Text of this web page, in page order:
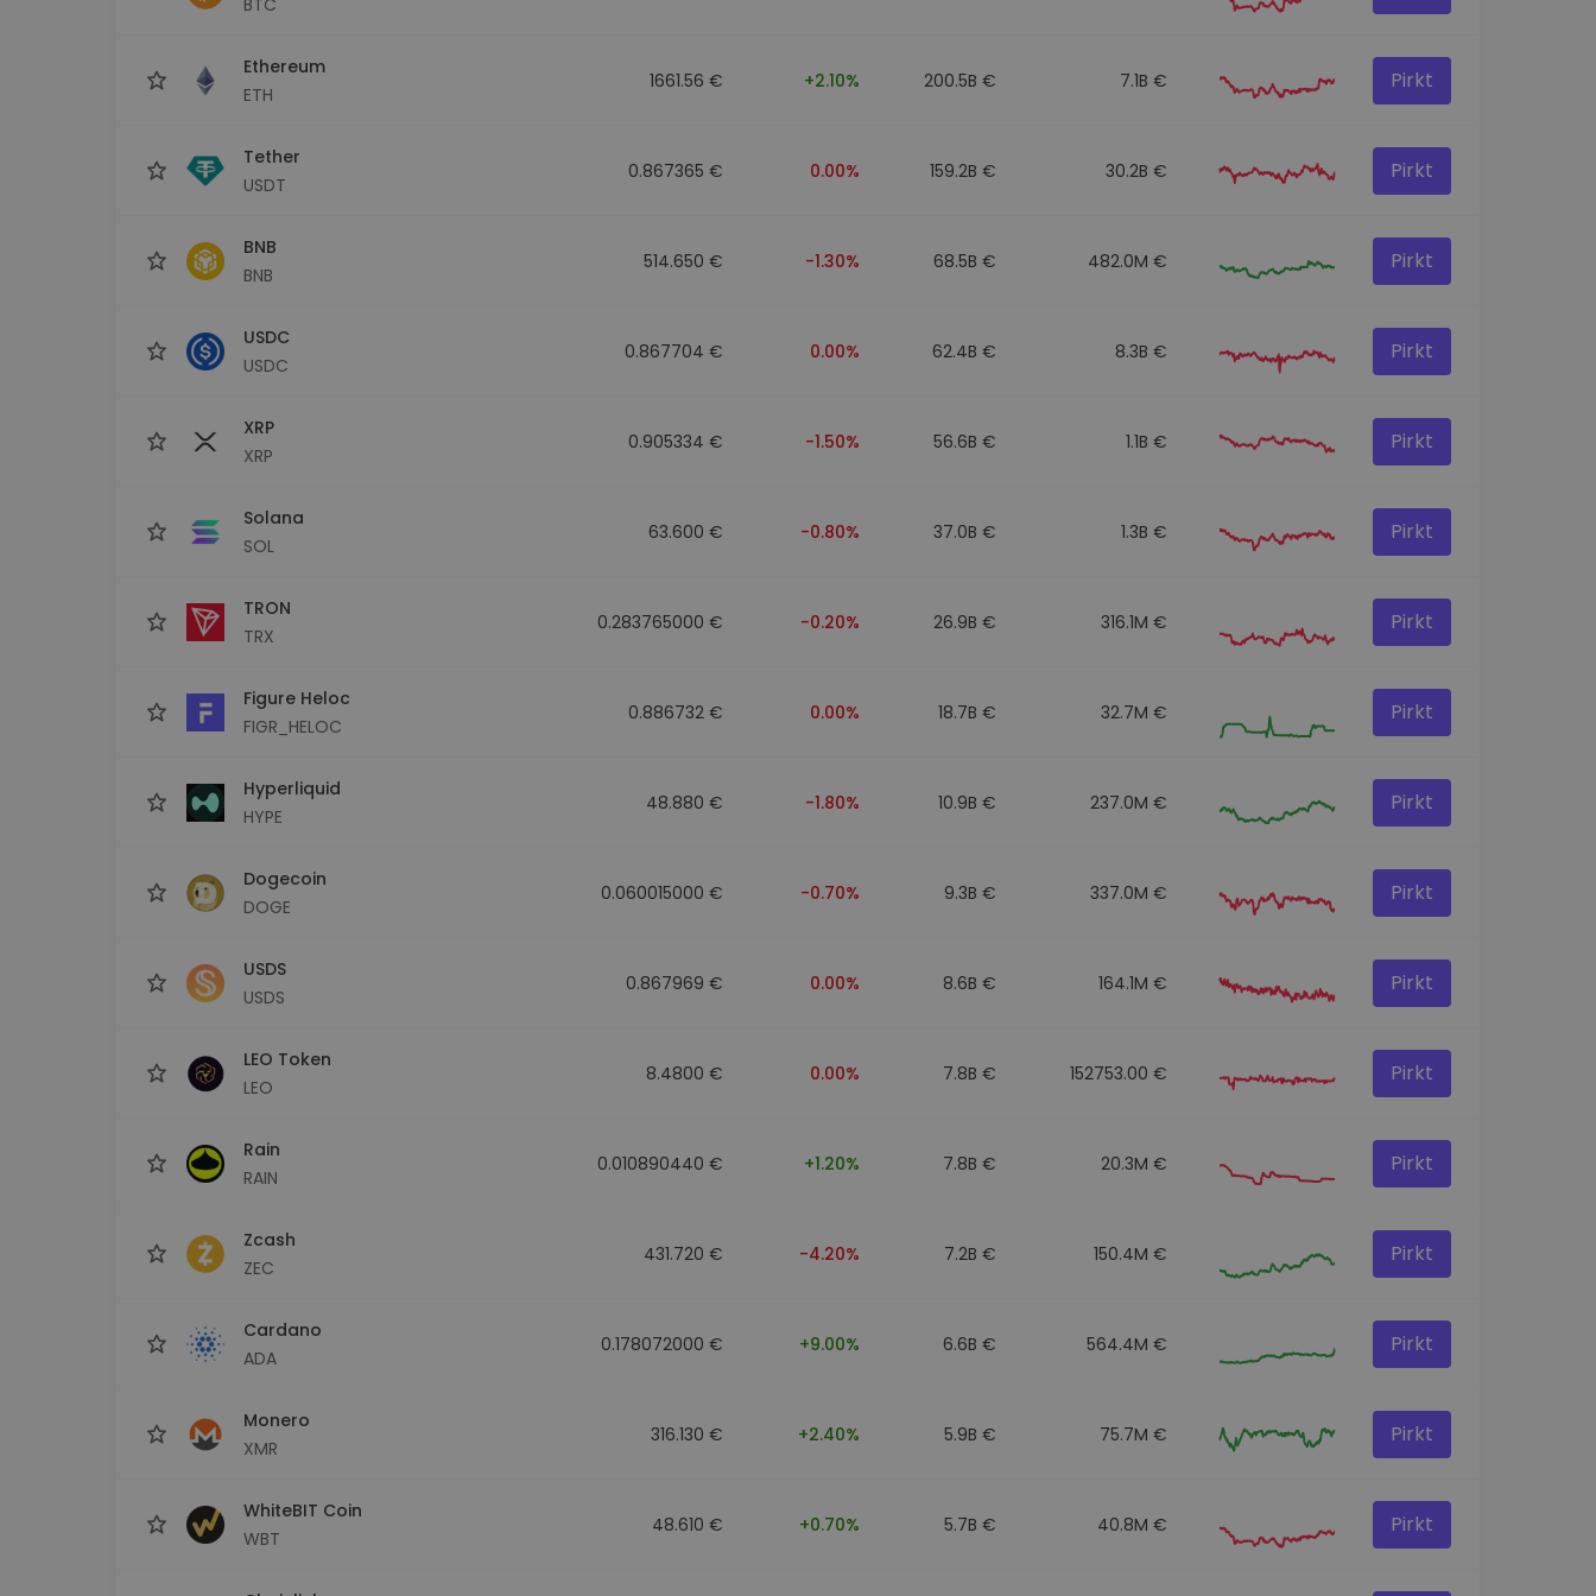
Ethereum
ETH
1661.56 € +2.10% 200.5B € 7.1B € Pirkt
Tether
USDT
0.867365 € 0.00% 159.2B € 30.2B € Pirkt
BNB
BNB
514.650 € -1.30% 68.5B € 482.0M € Pirkt
USDC
USDC
0.867704 € 0.00% 62.4B € 8.3B € Pirkt
XRP
XRP
0.905334 € -1.50% 56.6B € 1.1B € Pirkt
Solana
SOL
63.600 € -0.80% 37.0B € 1.3B € Pirkt
TRON
TRX
0.283765000 € -0.20% 26.9B € 316.1M € Pirkt
Figure Heloc
FIGR_HELOC
0.886732 € 0.00% 18.7B € 32.7M € Pirkt
Hyperliquid
HYPE
48.880 € -1.80% 10.9B € 237.0M € Pirkt
Dogecoin
DOGE
0.060015000 € -0.70% 9.3B € 337.0M € Pirkt
USDS
USDS
0.867969 € 0.00% 8.6B € 164.1M € Pirkt
LEO Token
LEO
8.4800 € 0.00% 7.8B € 152753.00 € Pirkt
Rain
RAIN
0.010890440 € +1.20% 7.8B € 20.3M € Pirkt
Zcash
ZEC
431.720 € -4.20% 7.2B € 150.4M € Pirkt
Cardano
ADA
0.178072000 € +9.00% 6.6B € 564.4M € Pirkt
Monero
XMR
316.130 € +2.40% 5.9B € 75.7M € Pirkt
WhiteBIT Coin
WBT
48.610 € +0.70% 5.7B € 40.8M € Pirkt